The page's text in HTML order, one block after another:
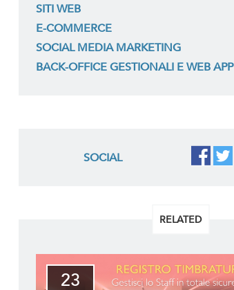
SITI WEB
E-COMMERCE
SOCIAL MEDIA MARKETING
BACK-OFFICE GESTIONALI E WEB APP
SOCIAL
RELATED
23